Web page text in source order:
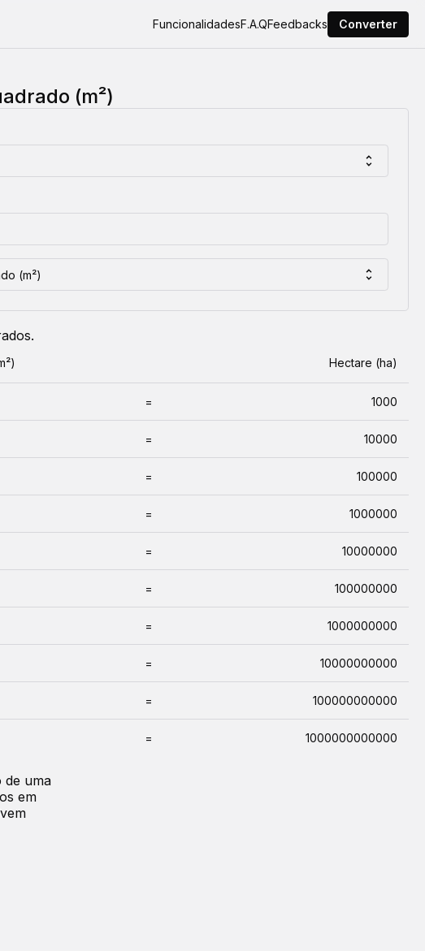
FuncionalidadesF.A.QFeedbacks Converter
(m²)
(m²)
Hectare (ha)
= 1000
= 10000
= 100000
= 1000000
= 10000000
= 100000000
= 1000000000
= 10000000000
= 100000000000
= 1000000000000
de uma
em